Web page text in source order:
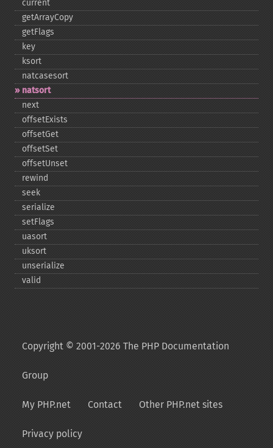
current
getArrayCopy
getFlags
key
ksort
natcasesort
natsort
next
offsetExists
offsetGet
offsetSet
offsetUnset
rewind
seek
serialize
setFlags
uasort
uksort
unserialize
valid
Copyright © 2001-2026 The PHP Documentation
Group
My PHP.net Contact Other PHP.net sites
Privacy policy